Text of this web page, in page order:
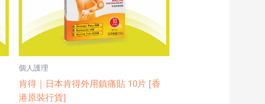
個人護理
肯得｜日本肯得外用鎮痛貼 10片 [香
港原裝行貨]